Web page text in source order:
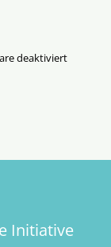
deaktiviertfür
Initiative